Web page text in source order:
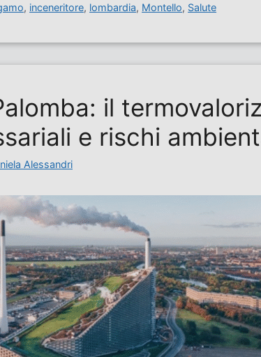
, inceneritore, lombardia, Montello, Salute
il
e rischi
Alessandri